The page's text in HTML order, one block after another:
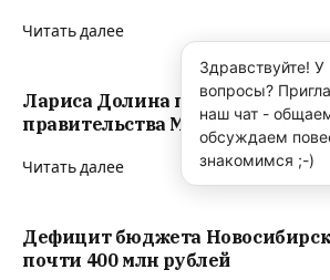
Читать далее
Лариса Долина получает
правительства Москвы “уже 5
Читать далее
Дефицит бюджета
почти 400 млн рублей
Здравствуйте! У
вопросы?
наш чат -
обсуждаем
знакомимся ;-)